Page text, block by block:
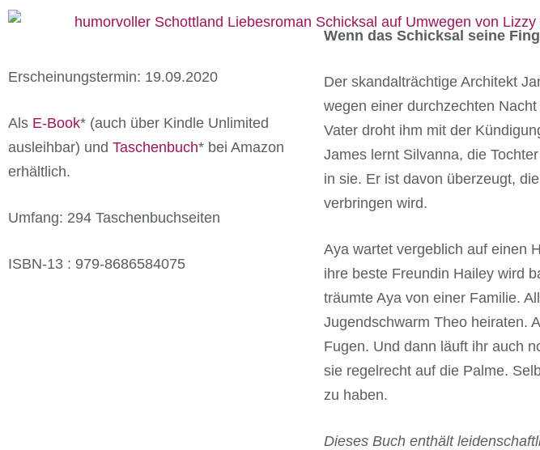
Erscheinungstermin: 19.09.2020
Als E-Book* (auch über Kindle Unlimited
ausleihbar) und Taschenbuch* bei Amazon
erhältlich.
Umfang: 294 Taschenbuchseiten
ISBN-13 : 979-8686584075
Wenn das Schicksal seine
Der skandalträchtige Architekt
wegen einer durchzechten
Vater droht ihm mit der
James lernt Silvanna, die
in sie. Er ist davon überzeugt,
verbringen wird.
Aya wartet vergeblich auf einen
ihre beste Freundin Hailey wird
träumte Aya von einer Familie.
Jugendschwarm Theo heiraten.
Fugen. Und dann läuft ihr auch
sie regelrecht auf die Palme.
zu haben.
Dieses Buch enthält